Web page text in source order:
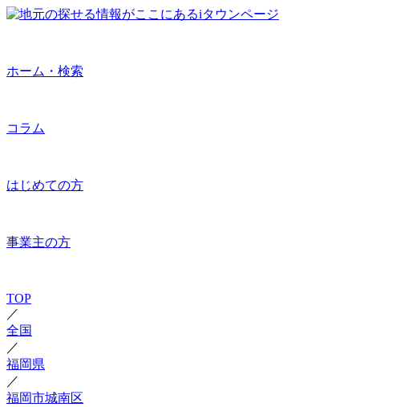
ホーム・検索
コラム
はじめての方
事業主の方
TOP
／
全国
／
福岡県
／
福岡市城南区